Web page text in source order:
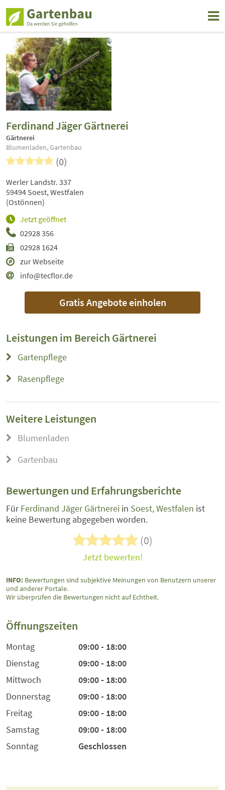
Ferdinand Jäger Gärtnerei
Gärtnerei
Blumenladen, Gartenbau
(0)
02928 356
02928 1624
zur Webseite
info@tecflor.de
Jetzt geöffnet
Werler Landstr. 337
59494 Soest, Westfalen
(Ostönnen)
Gratis Angebote einholen
Leistungen im Bereich Gärtnerei
Gartenpflege
Rasenpflege
Weitere Leistungen
Blumenladen
Gartenbau
Bewertungen und Erfahrungsberichte
FürFerdinand Jäger Gärtnerei in Soest, Westfalen ist
keine Bewertung abgegeben worden.
(0)
Jetzt bewerten!
INFO: Bewertungen sind subjektive Meinungen von Benutzern unserer
und anderer Portale.
Wir überprüfen die Bewertungen nicht auf Echtheit.
Öffnungszeiten
Montag
09:00 - 18:00
Dienstag
09:00 - 18:00
Mittwoch
09:00 - 18:00
Donnerstag
09:00 - 18:00
Freitag
09:00 - 18:00
Samstag
09:00 - 18:00
Sonntag
Geschlossen